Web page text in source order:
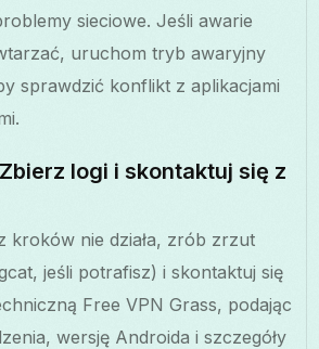
sieciowe. Jeśli awarie
uruchom tryb awaryjny
sprawdzić konflikt z aplikacjami
logi i skontaktuj się z
kroków nie działa, zrób zrzut
jeśli potrafisz) i skontaktuj się
Free VPN Grass, podając
wersję Androida i szczegóły